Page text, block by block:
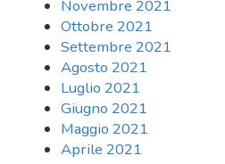
Novembre 2021
Ottobre 2021
Settembre 2021
Agosto 2021
Luglio 2021
Giugno 2021
Maggio 2021
Aprile 2021